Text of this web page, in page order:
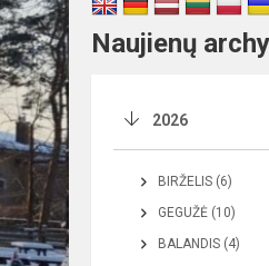
Naujienų
2026
BIRŽELIS (6)
GEGUŽĖ (10)
BALANDIS (4)